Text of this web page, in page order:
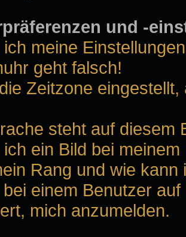
und -
meine
geht falsch!
Zeitzone
steht auf diesem
ein Bild bei
Rang und wie kann
einem Benutzer
mich anzumelden.